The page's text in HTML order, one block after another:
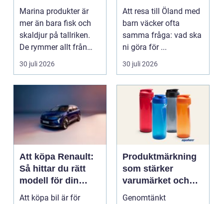
hållbara
upplevelser
Marina produkter är
mer än bara fisk och
skaldjur på tallriken.
De rymmer allt från
mat och hälsa ti...
30 juli 2026
hela familjen
Att resa till Öland med
barn väcker ofta
samma fråga: vad ska
ni göra för ...
30 juli 2026
Att köpa Renault:
Så hittar du rätt
modell för din
vardag
Att köpa bil är för
Produktmärkning
som stärker
varumärket och
förenklar vardagen
Genomtänkt